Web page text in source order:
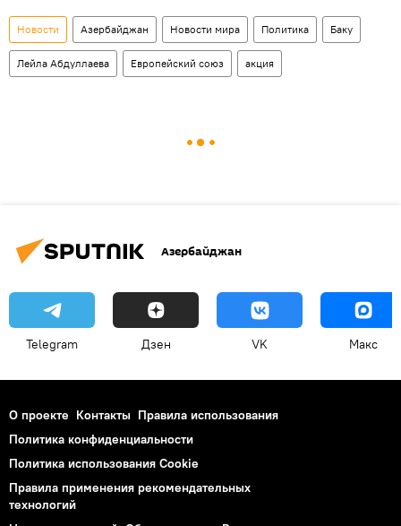
Новости Азербайджан Новости мира Политика Баку
Лейла Абдуллаева Европейский союз акция
Азербайджан
Telegram Дзен VK Макс
О проекте Контакты Правила использования
Политика конфиденциальности
Политика использования Cookie
Правила применения рекомендательных
технологий